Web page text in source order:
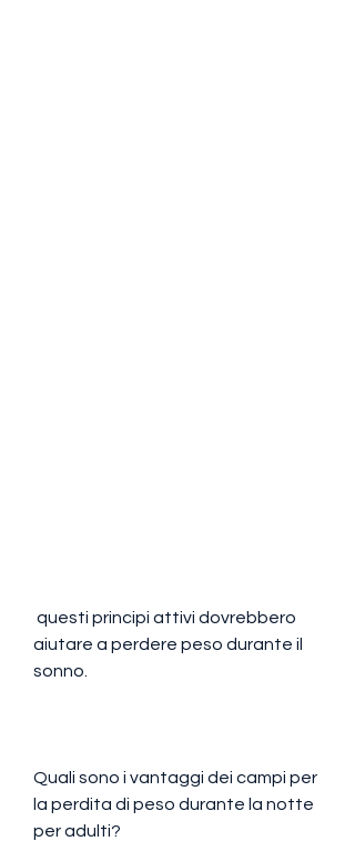
aiutare a perdere peso durante il
sonno.
Quali sono i vantaggi dei campi per
la perdita di peso durante la notte
per adulti?